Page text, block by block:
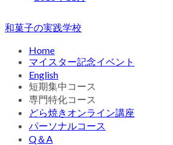
和菓子の実践学校
Home
マイスター記念イベント
English
短期集中コース
専門特化コース
どら焼きオンライン講座
パーソナルコース
Q＆A